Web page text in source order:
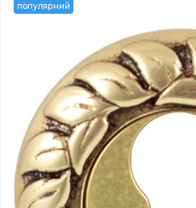
популярний